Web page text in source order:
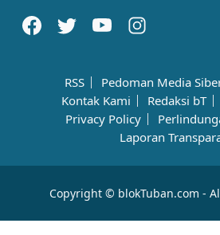
RSS Pedoman Media
Kontak Kami
Redaksi bT
Privacy Policy
Laporan
Copyright © blokTuban.com -